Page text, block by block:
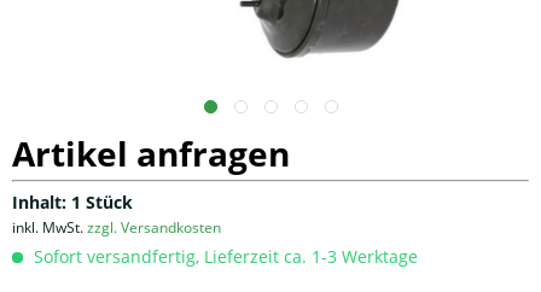
Artikel anfragen
Inhalt: 1 Stück
inkl. MwSt.zzgl. Versandkosten
Sofort versandfertig, Lieferzeit ca. 1-3 Werktage